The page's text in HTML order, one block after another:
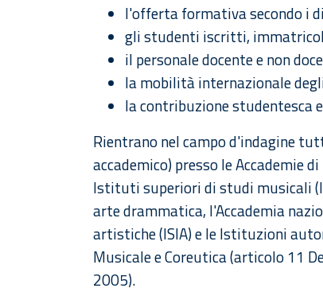
l'offerta formativa secondo i
gli studenti iscritti,
il personale docente e non
la mobilità internazionale
la contribuzione studentesca
Rientrano nel campo d'indagine
accademico) presso le Accademie
Istituti superiori di studi musicali
arte drammatica, l'Accademia
artistiche (ISIA) e le Istituzioni
Musicale e Coreutica (articolo 11
2005).